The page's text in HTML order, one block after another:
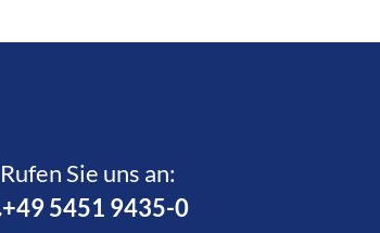
Rufen Sie uns an:­
+49 5451 9435-0